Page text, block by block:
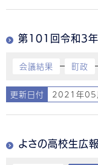
第101回令和3
会議結果 町政
更新日付 2021年05
よさの高校生広